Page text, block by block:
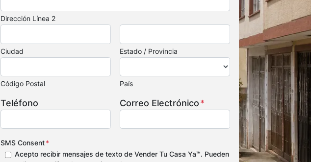
Dirección Línea 2
Ciudad Estado / Provincia
Código Postal País
Teléfono Correo Electrónico*
SMS Consent*
Acepto recibir mensajes de texto de Vender Tu Casa Ya™. Pueden